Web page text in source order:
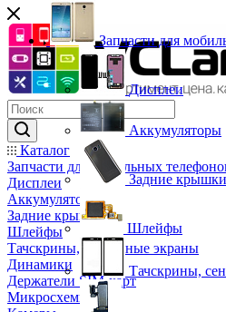
Каталог
Запчасти для мобильных
Дисплеи
Аккумуляторы
Задние крышки
Шлейфы
Тачскрины, сенсорные экраны
Динамики
Держатели SIM-карт
Микросхемы
Запчасти для
Дисплеи
Аккумуляторы
Задние крышки
Шлейфы
Тачскрины,